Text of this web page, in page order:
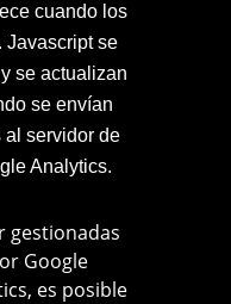
cuando los
Javascript se
se actualizan
se envían
al servidor de
Analytics.
gestionadas
Google
es posible